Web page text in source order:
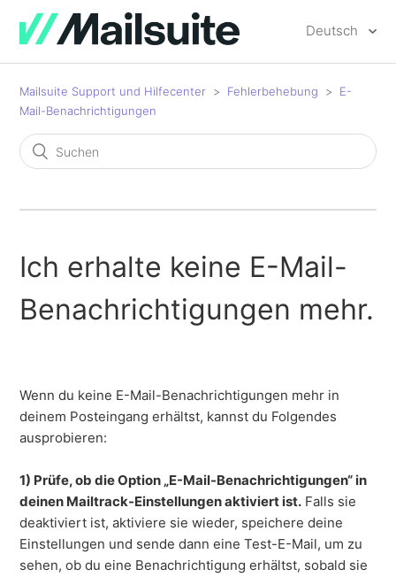
Deutsch
Mailsuite Support und Hilfecenter Fehlerbehebung
E-
Mail-Benachrichtigungen
Ich erhalte keine E-Mail-
Benachrichtigungen mehr.
Wenn du keine E-Mail-Benachrichtigungen mehr in
deinem Posteingang erhältst, kannst du Folgendes
ausprobieren:
1) Prüfe, ob die Option „E-Mail-Benachrichtigungen“ in
deinen Mailtrack-Einstellungen aktiviert ist. Falls sie
deaktiviert ist, aktiviere sie wieder, speichere deine
Einstellungen und sende dann eine Test-E-Mail, um zu
sehen, ob du eine Benachrichtigung erhältst, sobald sie